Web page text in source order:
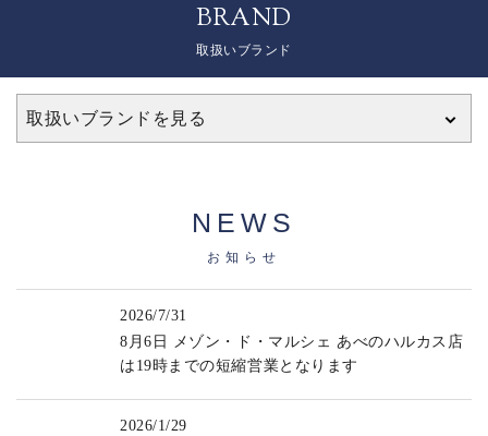
BRAND
取扱いブランド
取扱いブランドを見る
NEWS
お知らせ
2026/7/31
8月6日 メゾン・ド・マルシェ あべのハルカス店
は19時までの短縮営業となります
2026/1/29